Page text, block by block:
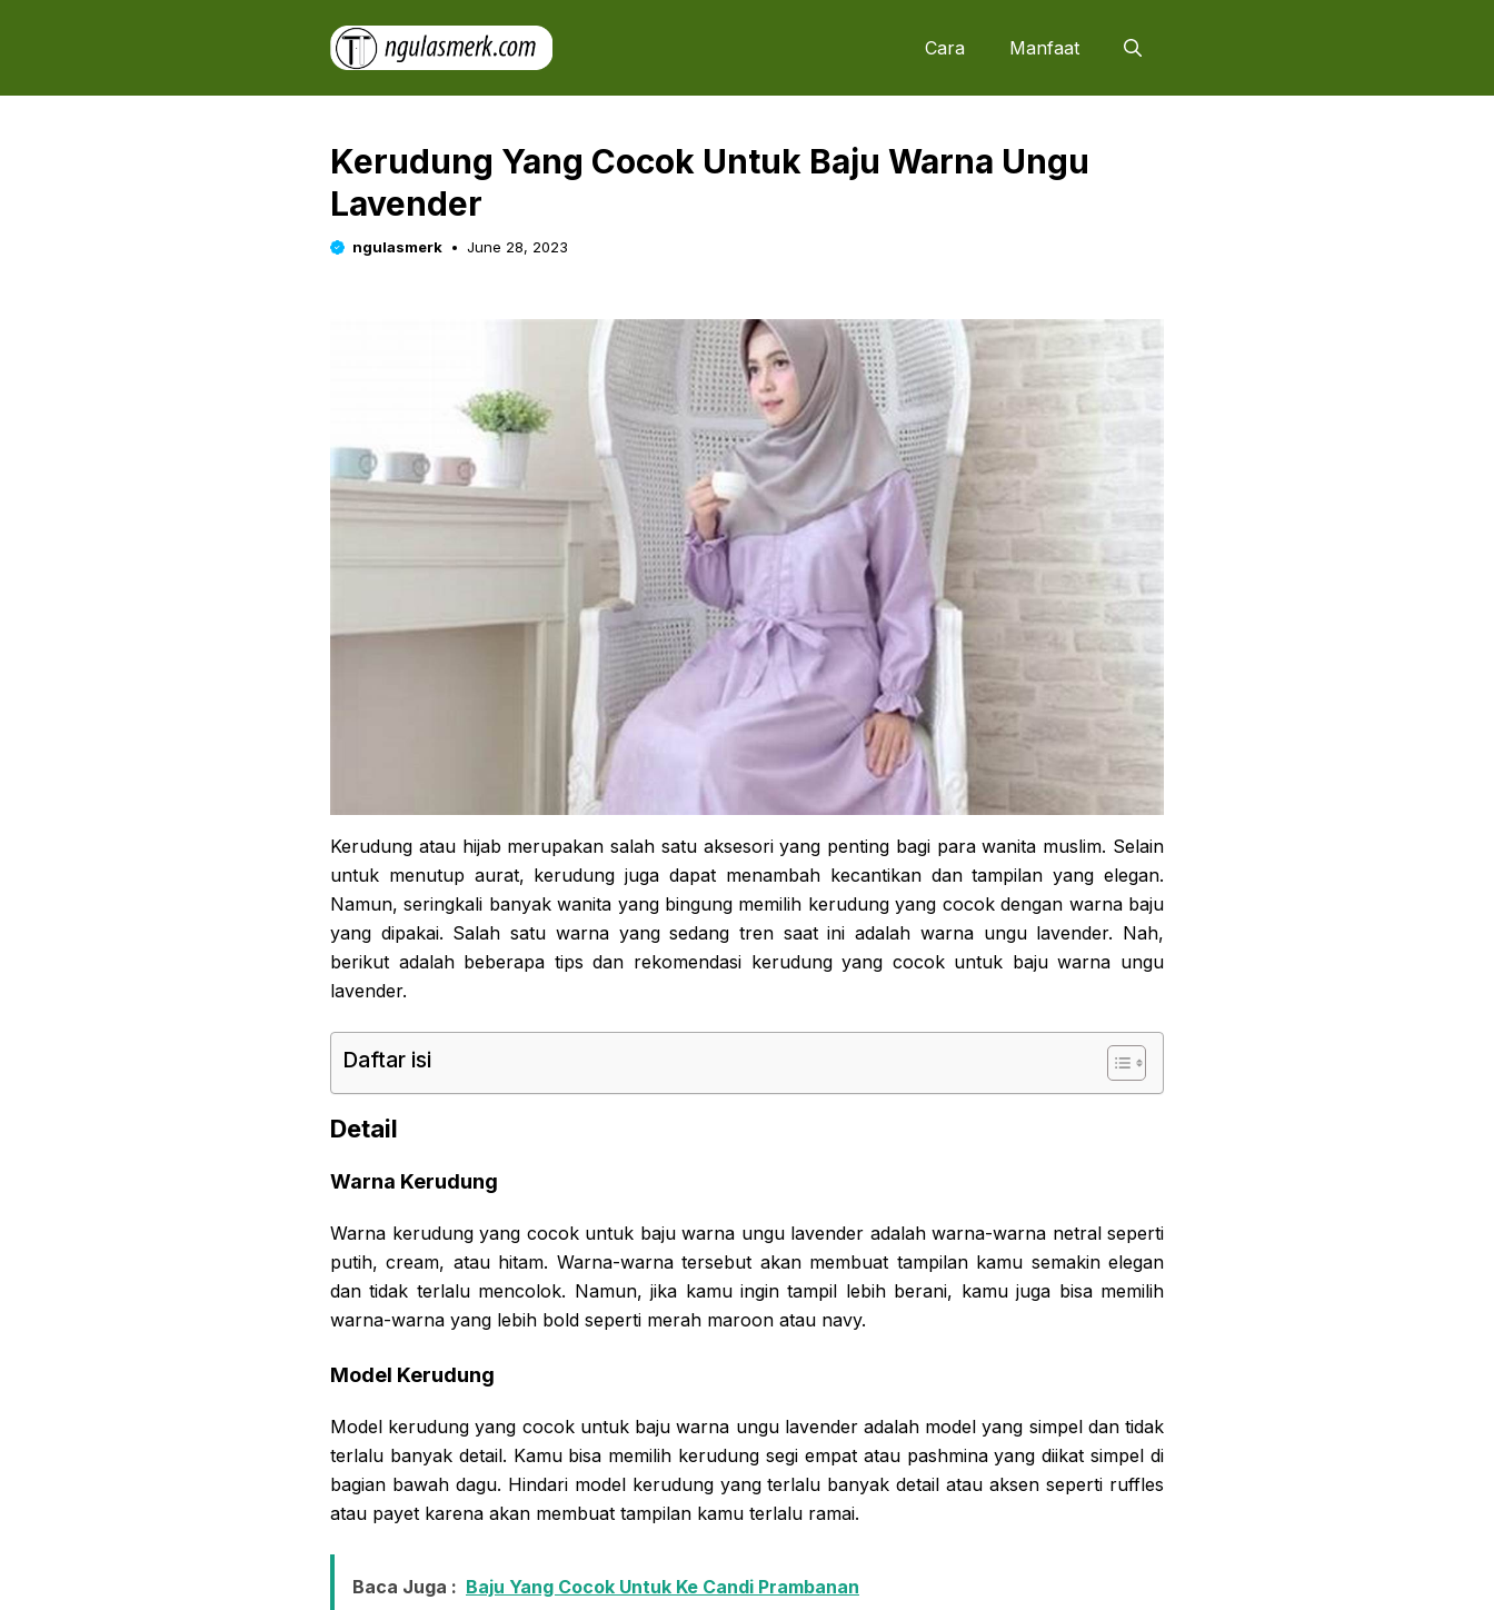
Cara Manfaat
Kerudung Yang Cocok Untuk Baju Warna Ungu
Lavender
ngulasmerk June 28, 2023
Kerudung atau hijab merupakan salah satu aksesori yang penting bagi para wanita muslim. Selain
untuk menutup aurat, kerudung juga dapat menambah kecantikan dan tampilan yang elegan.
Namun, seringkali banyak wanita yang bingung memilih kerudung yang cocok dengan warna baju
yang dipakai. Salah satu warna yang sedang tren saat ini adalah warna ungu lavender. Nah,
berikut adalah beberapa tips dan rekomendasi kerudung yang cocok untuk baju warna ungu
lavender.
Daftar isi
Detail
Warna Kerudung
Warna kerudung yang cocok untuk baju warna ungu lavender adalah warna-warna netral seperti
putih, cream, atau hitam. Warna-warna tersebut akan membuat tampilan kamu semakin elegan
dan tidak terlalu mencolok. Namun, jika kamu ingin tampil lebih berani, kamu juga bisa memilih
warna-warna yang lebih bold seperti merah maroon atau navy.
Model Kerudung
Model kerudung yang cocok untuk baju warna ungu lavender adalah model yang simpel dan tidak
terlalu banyak detail. Kamu bisa memilih kerudung segi empat atau pashmina yang diikat simpel di
bagian bawah dagu. Hindari model kerudung yang terlalu banyak detail atau aksen seperti ruffles
atau payet karena akan membuat tampilan kamu terlalu ramai.
Baca Juga : Baju Yang Cocok Untuk Ke Candi Prambanan